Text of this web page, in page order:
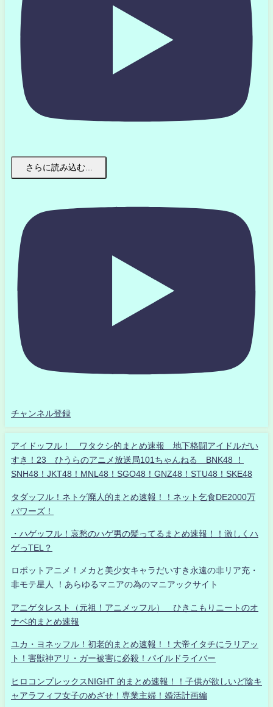
さらに読み込む...
チャンネル登録
アイドッフル！ ワタクシ的まとめ速報 地下格闘アイドルだい
すき！23 ひうらのアニメ放送局101ちゃんねる BNK48 ！
SNH48！JKT48！MNL48！SGO48！GNZ48！STU48！SKE48
タダッフル！ネトゲ廃人的まとめ速報！！ネット乞食DE2000万
パワーズ！
・ハゲッフル！哀愁のハゲ男の髪ってるまとめ速報！！激しくハ
ゲっTEL？
ロボットアニメ！メカと美少女キャラだいすき永遠の非リア充・
非モテ星人 ！あらゆるマニアの為のマニアックサイト
アニゲタレスト（元祖！アニメッフル） ひきこもりニートのオ
ナベ的まとめ速報
ユカ・ヨネッフル！初老的まとめ速報！！大帝イタチにラリアッ
ト！害獣神アリ・ガー被害に必殺！パイルドライバー
ヒロコンプレックスNIGHT 的まとめ速報！！子供が欲しいど陰キ
ャアラフィフ女子のめざせ！専業主婦！婚活計画編